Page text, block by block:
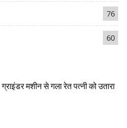
76
60
मशीन से गला रेत पत्नी को उतारा